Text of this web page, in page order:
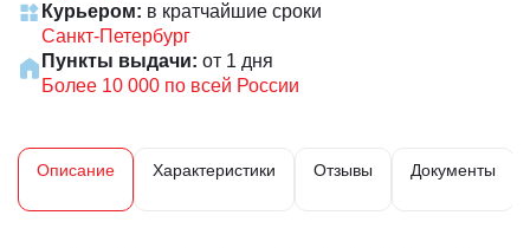
Курьером: в кратчайшие сроки
Санкт-Петербург
Пункты выдачи: от 1 дня
Более 10 000 по всей России
Описание Характеристики Отзывы Документы